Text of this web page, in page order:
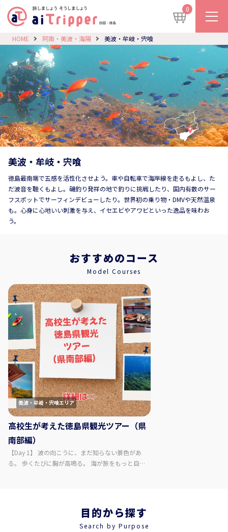
0
HOME 阿南・美波・海陽 美波・牟岐・宍喰
美波・牟岐・宍喰
徳島最南端で五感を活性化させよう。車や自転車で海岸線を走るもよし、た
だ波音を聴くもよし。磯釣り発祥の地で釣りに挑戦したり、国内有数のサー
フスポットでサーフィンデビューしたり。世界初の乗り物・DMVや天然温泉
も。心身に心地いい刺激を与え、イセエビやアワビといった逸品を味わお
う。
おすすめのコース
Model Courses
美波・牟岐・宍喰エリア
高校生が考えた徳島県観光ツアー（県
南部編）
【Day 1】 波の向こうに、まだ知らない景色があ
る。 歩くたびに胸が高鳴る。 海が旅をもっと自由
https://www.instagram.com/come_on_tokushima_japan/
お問い合わせはこちら： ・徳島北高等学校・堀先
生：Instagramから ・株式会社エアトラベル徳島・
目的から探す
Search by Purpose